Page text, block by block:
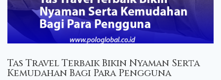
Tas Travel Terbaik Bikin Nyaman Serta
Kemudahan Bagi Para Pengguna